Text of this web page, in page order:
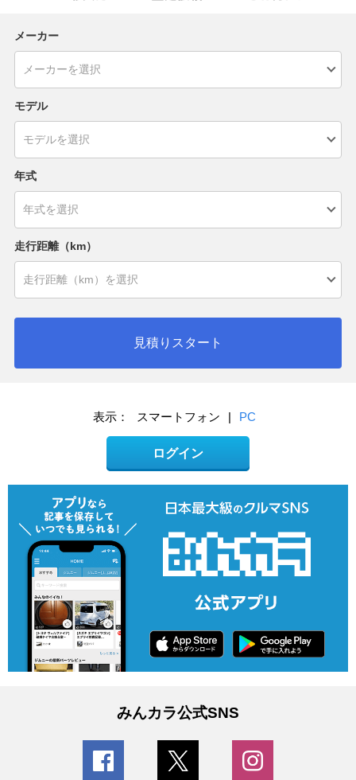
メーカー
モデル
年式
走行距離（km）
見積りスタート
表示： スマートフォン | PC
ログイン
みんカラ公式SNS